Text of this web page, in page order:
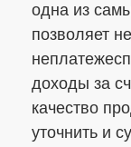
одна из
позволяет
доходы за
качество
уточнить и